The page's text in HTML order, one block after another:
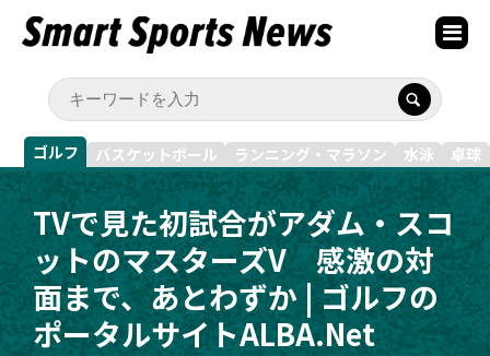
ゴルフ バスケットボール ランニング・マラソン 水泳 卓球
TVで見た初試合がアダム・スコ
ットのマスターズV 感激の対
面まで、あとわずか | ゴルフの
ポータルサイトALBA.Net